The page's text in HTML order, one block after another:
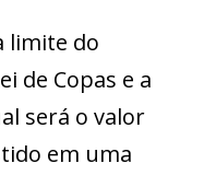
limite do
de Copas e a
será o valor
em uma